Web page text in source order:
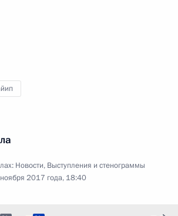
Новости, Выступления и стенограммы
2017 года, 18:40